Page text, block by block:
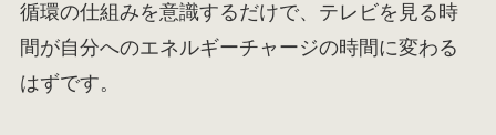
循環の仕組みを意識するだけで、テレビを見る時
間が自分へのエネルギーチャージの時間に変わる
はずです。